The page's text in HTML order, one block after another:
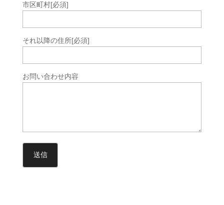
市区町村[必須]
それ以降の住所[必須]
お問い合わせ内容